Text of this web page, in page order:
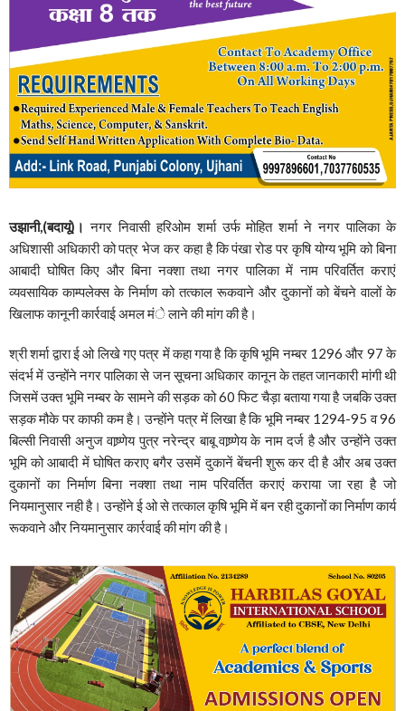
उझानी,(बदायूं)। नगर निवासी हरिओम शर्मा उर्फ मोहित शर्मा ने नगर पालिका के
अधिशासी अधिकारी को पत्र भेज कर कहा है कि पंखा रोड पर कृषि योग्य भूमि को बिना
आबादी घोषित किए और बिना नक्शा तथा नगर पालिका में नाम परिवर्तित कराएं
व्यवसायिक काम्पलेक्स के निर्माण को तत्काल रूकवाने और दुकानों को बेंचने वालों के
खिलाफ कानूनी कार्रवाई अमल मंे लाने की मांग की है।
श्री शर्मा द्वारा ई ओ लिखे गए पत्र में कहा गया है कि कृषि भूमि नम्बर 1296 और 97 के
संदर्भ में उन्होंने नगर पालिका से जन सूचना अधिकार कानून के तहत जानकारी मांगी थी
जिसमें उक्त भूमि नम्बर के सामने की सड़क को 60 फिट चैड़ा बताया गया है जबकि उक्त
सड़क मौके पर काफी कम है। उन्होंने पत्र में लिखा है कि भूमि नम्बर 1294-95 व 96
बिल्सी निवासी अनुज वाष्र्णेय पुत्र नरेन्द्र बाबू वाष्र्णेय के नाम दर्ज है और उन्होंने उक्त
भूमि को आबादी में घोषित कराए बगैर उसमें दुकानें बेंचनी शुरू कर दी है और अब उक्त
दुकानों का निर्माण बिना नक्शा तथा नाम परिवर्तित कराएं कराया जा रहा है जो
नियमानुसार नही है। उन्होंने ई ओ से तत्काल कृषि भूमि में बन रही दुकानों का निर्माण कार्य
रूकवाने और नियमानुसार कार्रवाई की मांग की है।